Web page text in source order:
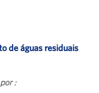
de águas residuais
: